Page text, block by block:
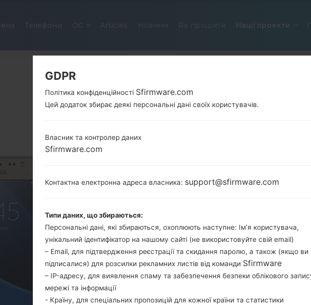
Новини Як прошити Наші проекти
ОФІЦІЙНА ПРОШИВКА #124473
SAMSUNGGALAXY J7 2016
J710MN_1_20191228021915_qdt2pj7m8g.zip
Завантажте останнє оновлення прошивки для
перевірити, чи відповідає номер моделі вашого
прошивки MAO для MEXICO. Продукт
версія CSC J710MNUUB4CSA2, MODEM версия
системи даної прошивки Android Oreo 8.1.0.
стокову прошивку на пристроях Samsungтут
GDPR
Політика конфіденційності Sfirmware.com
Цей додаток збирає деякі персональні дані своїх користувачів.
Власник та контролер даних
Sfirmware.com
Контактна електронна адреса власника: support@sfirmware.com
Типи даних, що збираються:
Персональні дані, які збираються, охоплюють наступне: Ім’я користувача,
унікальний ідентифікатор на нашому сайті (не використовуйте свій email)
– Email, для підтвердження реєстрації та скидання паролю, а також (якщо ви
підписалися) для розсилки рекламних листів від команди Sfirmware
– IP-адресу, для виявлення спаму та забезпечення безпеки облікового
мережі та інформації
- Країну, для спеціальних пропозицій для кожної країни та статистики